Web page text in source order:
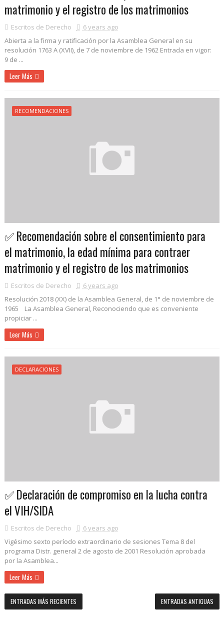
matrimonio y el registro de los matrimonios
Escritos de Derecho
6 years ago
Abierta a la firma y ratificación por la Asamblea General en su
resolución 1763 A (XVII), de 7 de noviembre de 1962 Entrada en vigor:
9 de ...
Leer Más
RECOMENDACIONES
✅ Recomendación sobre el consentimiento para
el matrimonio, la edad mínima para contraer
matrimonio y el registro de los matrimonios
Escritos de Derecho
6 years ago
Resolución 2018 (XX) de la Asamblea General, de 1° de noviembre de
1965 La Asamblea General, Reconociendo que es conveniente
propiciar ...
Leer Más
DECLARACIONES
✅ Declaración de compromiso en la lucha contra
el VIH/SIDA
Escritos de Derecho
6 years ago
Vigésimo sexto período extraordinario de sesiones Tema 8 del
programa Distr. general 2 de agosto de 2001 Resolución aprobada
por la Asamblea...
Leer Más
ENTRADAS MÁS RECIENTES ENTRADAS ANTIGUAS